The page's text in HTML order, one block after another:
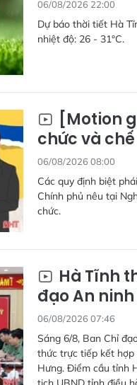
06/08/2026 22:00
Dự báo thời tiết Hà
nhiệt độ: 26 - 31°C.
[Motion
chức và
06/08/2026 08:00
Các quy định biệt
Chính phủ nêu tại
chức.
Hà Tĩnh
đạo An
06/08/2026 07:46
Sáng 6/8, Ban Chỉ
thức trực tiếp kết hợp
Hưng. Điểm cầu tỉnh